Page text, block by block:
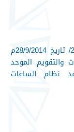
يُعتمد قرار مجلس التعليم العالي رقم /21/ تاريخ 28/9/2014م
والتقويم الموحد
نظام الساعات